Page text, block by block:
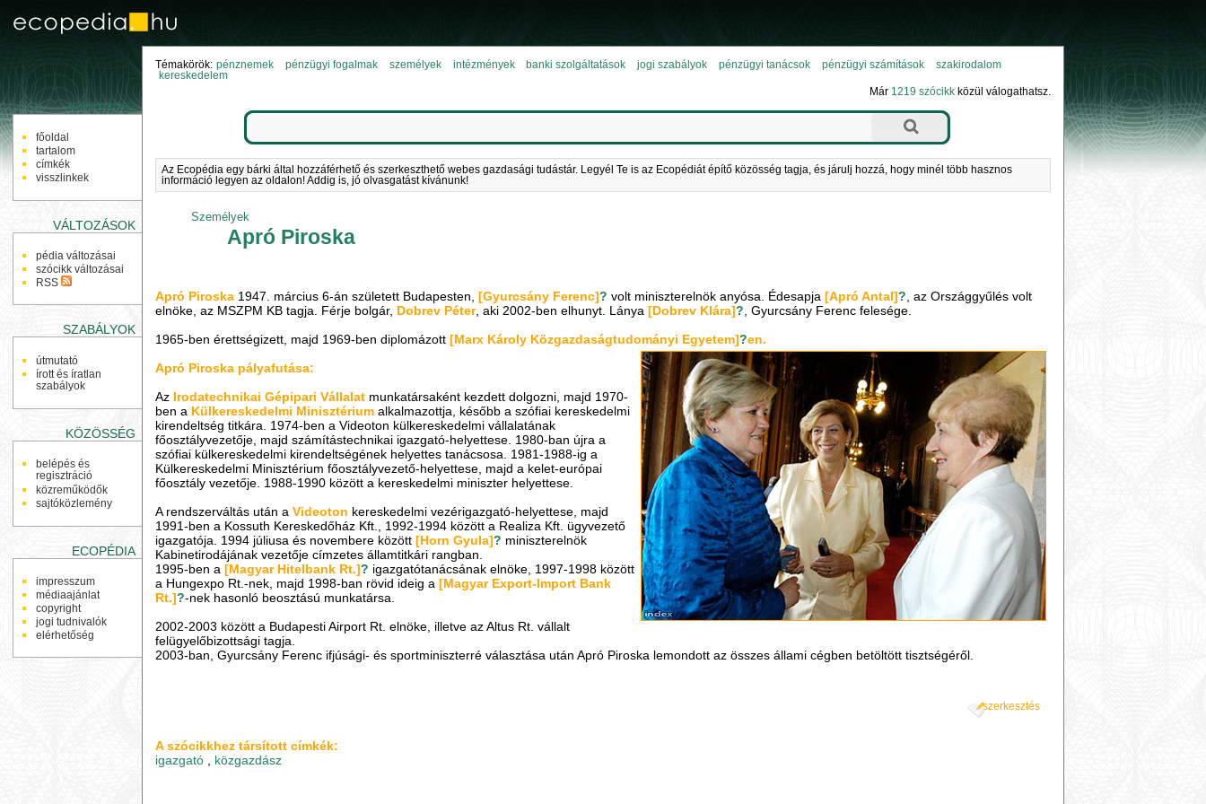
NAVIGÁCIÓ
főoldal
tartalom
címkék
visszlinkek
VÁLTOZÁSOK
pédia változásai
szócikk változásai
RSS
SZABÁLYOK
útmutató
írott és íratlan
szabályok
KÖZÖSSÉG
belépés és
regisztráció
közreműködők
sajtóközlemény
ECOPÉDIA
impresszum
médiaajánlat
copyright
jogi tudnivalók
elérhetőség
Témakörök: pénznemek pénzügyi fogalmak személyek intézmények banki szolgáltatások jogi szabályok pénzügyi tanácsok pénzügyi számítások
szakirodalom
kereskedelem
Már 1219 szócikkközül válogathatsz.
Az Ecopédia egy bárki által hozzáférhető és szerkeszthető webes gazdasági tudástár. Legyél Te is az Ecopédiát építő közösség tagja, és járulj hozzá, hogy minél több hasznos
információ legyen az oldalon! Addig is, jó olvasgatást kívánunk!
Személyek
Apró Piroska
Apró Piroska 1947. március 6-án született Budapesten,[Gyurcsány Ferenc]? volt miniszterelnök anyósa. Édesapja[Apró Antal]? , az Országgyűlés volt
elnöke, az MSZPM KB tagja. Férje bolgár, Dobrev Péter, aki 2002-ben elhunyt. Lánya[Dobrev Klára]? , Gyurcsány Ferenc felesége.
1965-ben érettségizett, majd 1969-ben diplomázott[Marx Károly Közgazdaságtudományi Egyetem]?en.
Apró Piroska pályafutása:
Az Irodatechnikai Gépipari Vállalat munkatársaként kezdett dolgozni, majd 1970-
ben a Külkereskedelmi Minisztérium alkalmazottja, később a szófiai kereskedelmi
kirendeltség titkára. 1974-ben a Videoton külkereskedelmi vállalatának
főosztályvezetője, majd számítástechnikai igazgató-helyettese. 1980-ban újra a
szófiai külkereskedelmi kirendeltségének helyettes tanácsosa. 1981-1988-ig a
Külkereskedelmi Minisztérium főosztályvezető-helyettese, majd a kelet-európai
főosztály vezetője. 1988-1990 között a kereskedelmi miniszter helyettese.
A rendszerváltás után aVideoton kereskedelmi vezérigazgató-helyettese, majd
1991-ben a Kossuth Kereskedőház Kft., 1992-1994 között a Realiza Kft. ügyvezető
igazgatója. 1994 júliusa és novembere között[Horn Gyula]? miniszterelnök
Kabinetirodájának vezetője címzetes államtitkári rangban.
1995-ben a[Magyar Hitelbank Rt.]? igazgatótanácsának elnöke, 1997-1998 között
a Hungexpo Rt.-nek, majd 1998-ban rövid ideig a[Magyar Export-Import Bank
Rt.]?-nek hasonló beosztású munkatársa.
2002-2003 között a Budapesti Airport Rt. elnöke, illetve az Altus Rt. vállalt
felügyelőbizottsági tagja.
2003-ban, Gyurcsány Ferenc ifjúsági- és sportminiszterré választása után Apró Piroska lemondott az összes állami cégben betöltött tisztségéről.
szerkesztés
A szócikkhez társított címkék:
igazgató
közgazdász